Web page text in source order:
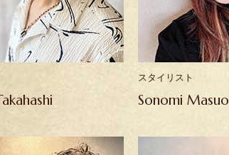
スタイリスト
Sonomi Masuo